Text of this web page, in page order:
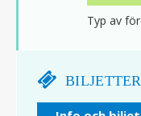
Typ av
BILJETTER